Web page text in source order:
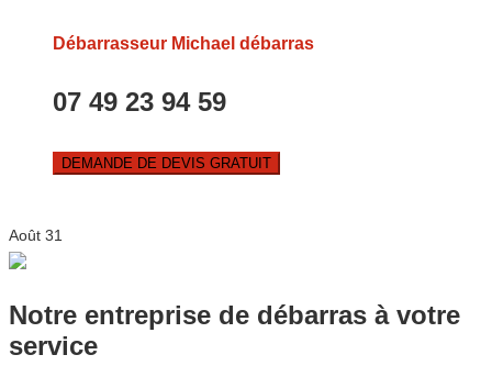
Débarrasseur Michael débarras
07 49 23 94 59
DEMANDE DE DEVIS GRATUIT
Août 31
Notre entreprise de débarras à votre
service